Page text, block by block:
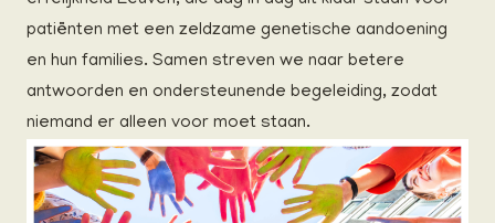
patiënten met een zeldzame genetische aandoening
en hun families. Samen streven we naar betere
antwoorden en ondersteunende begeleiding, zodat
niemand er alleen voor moet staan.